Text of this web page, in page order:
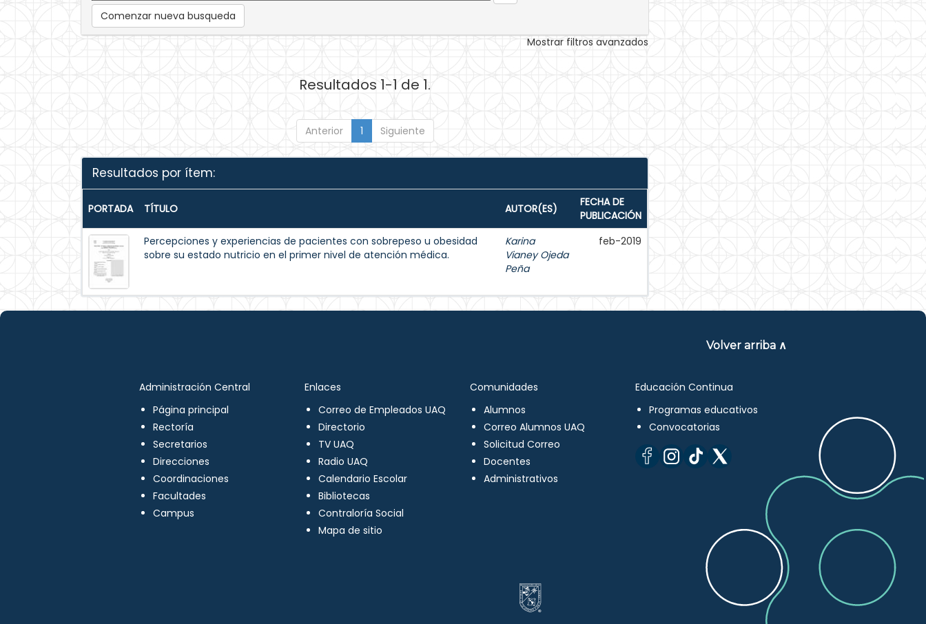
Comenzar nueva busqueda
Mostrar filtros avanzados
Resultados 1-1 de 1.
Anterior 1 Siguiente
Resultados por ítem:
PORTADA TÍTULO AUTOR(ES)
FECHA DE
PUBLICACIÓN
Percepciones y experiencias de pacientes con sobrepeso u obesidad
sobre su estado nutricio en el primer nivel de atención médica.
Karina
Vianey Ojeda
Peña
feb-2019
Volver arriba ∧
Administración Central
Página principal
Rectoría
Secretarios
Direcciones
Coordinaciones
Facultades
Campus
Enlaces
Correo de Empleados UAQ
Directorio
TV UAQ
Radio UAQ
Calendario Escolar
Bibliotecas
Contraloría Social
Mapa de sitio
Comunidades
Alumnos
Correo Alumnos UAQ
Solicitud Correo
Docentes
Administrativos
Educación Continua
Programas educativos
Convocatorias